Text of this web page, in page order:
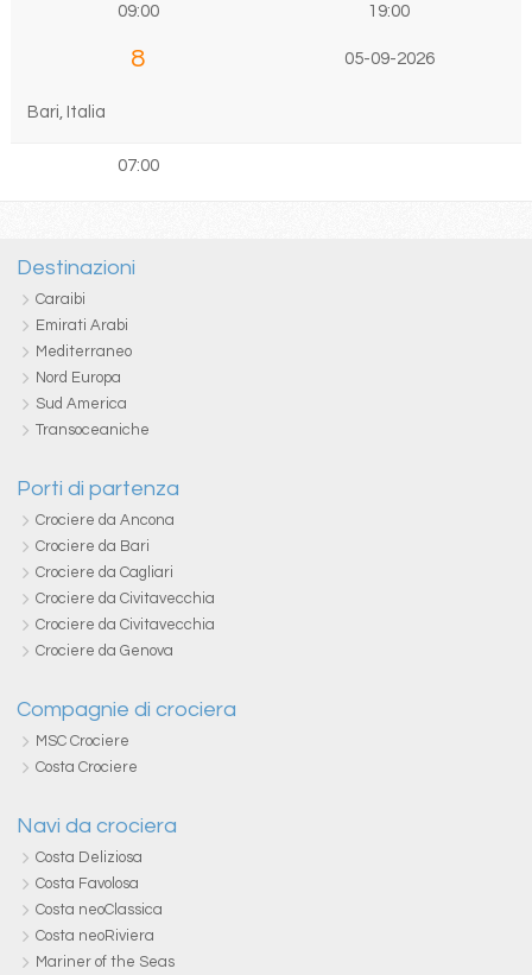
09:00 19:00
8 05-09-2026
Bari, Italia
07:00
Destinazioni
Caraibi
Emirati Arabi
Mediterraneo
Nord Europa
Sud America
Transoceaniche
Porti di partenza
Crociere da Ancona
Crociere da Bari
Crociere da Cagliari
Crociere da Civitavecchia
Crociere da Civitavecchia
Crociere da Genova
Compagnie di crociera
MSC Crociere
Costa Crociere
Navi da crociera
Costa Deliziosa
Costa Favolosa
Costa neoClassica
Costa neoRiviera
Mariner of the Seas